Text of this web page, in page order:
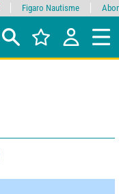
Figaro Nautisme